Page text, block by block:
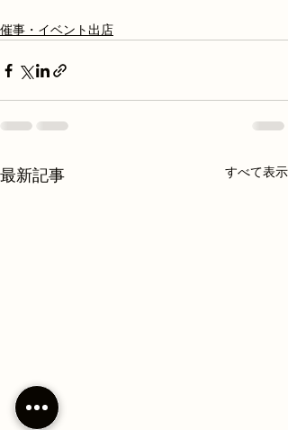
催事・イベント出店
最新記事 すべて表示